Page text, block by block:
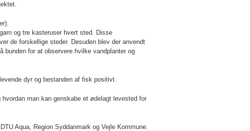
og tre kasteruser hvert sted. Disse
de forskellige steder. Desuden blev der anvendt
for at observere hvilke vandplanter og
dyr og bestanden af fisk positivt.
man kan genskabe et ødelagt levested for
Aqua, Region Syddanmark og Vejle Kommune.